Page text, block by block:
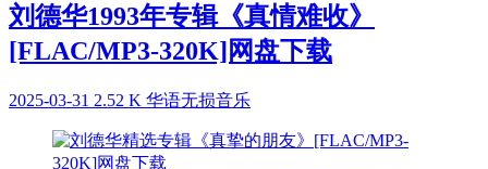
刘德华1993年专辑《真情难收》
[FLAC/MP3-320K]网盘下载
2025-03-31 2.52 K 华语无损音乐